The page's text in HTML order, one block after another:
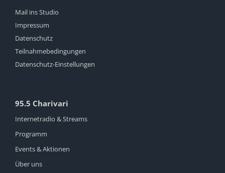
Mail ins Studio
Impressum
Datenschutz
Teilnahmebedingungen
Datenschutz-Einstellungen
95.5 Charivari
Internetradio & Streams
Programm
Events & Aktionen
Über uns